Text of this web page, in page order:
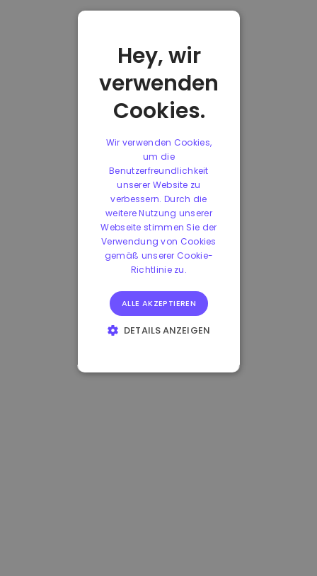
Hey, wir
verwenden
Cookies.
Wir verwenden Cookies,
um die
Benutzerfreundlichkeit
unserer Website zu
verbessern. Durch die
weitere Nutzung unserer
Webseite stimmen Sie der
Verwendung von Cookies
gemäß unserer Cookie-
Richtlinie zu.
ALLE AKZEPTIEREN
DETAILS ANZEIGEN